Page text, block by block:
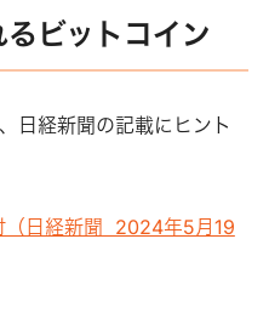
ビットコイン
日経新聞の記載にヒント
（日経新聞 2024年5月19